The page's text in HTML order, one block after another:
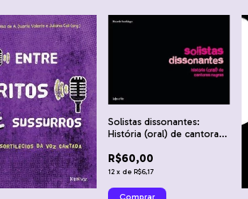
Solistas dissonantes:
História (oral) de cantoras
R$60,00
12 x de R$6,17